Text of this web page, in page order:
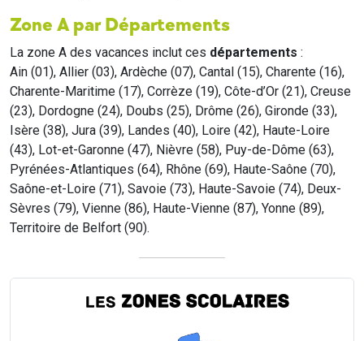
Zone A par Départements
La zone A des vacances inclut ces départements :
Ain (01), Allier (03), Ardèche (07), Cantal (15), Charente (16),
Charente-Maritime (17), Corrèze (19), Côte-d’Or (21), Creuse
(23), Dordogne (24), Doubs (25), Drôme (26), Gironde (33),
Isère (38), Jura (39), Landes (40), Loire (42), Haute-Loire
(43), Lot-et-Garonne (47), Nièvre (58), Puy-de-Dôme (63),
Pyrénées-Atlantiques (64), Rhône (69), Haute-Saône (70),
Saône-et-Loire (71), Savoie (73), Haute-Savoie (74), Deux-
Sèvres (79), Vienne (86), Haute-Vienne (87), Yonne (89),
Territoire de Belfort (90).